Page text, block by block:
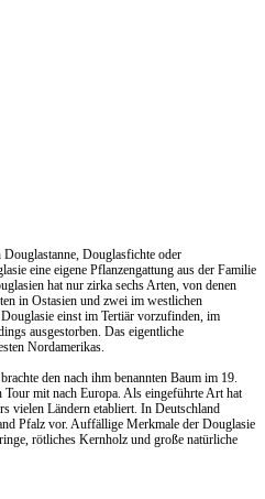
Douglasfichte oder
eine eigene Pflanzengattung aus der Familie
hat nur zirka sechs Arten, von denen
in Ostasien und zwei im westlichen
einst im Tertiär vorzufinden, im
ausgestorben. Das eigentliche
Nordamerikas.
den nach ihm benannten Baum im 19.
mit nach Europa. Als eingeführte Art hat
vielen Ländern etabliert. In Deutschland
Pfalz vor. Auffällige Merkmale der Douglasie
rötliches Kernholz und große natürliche